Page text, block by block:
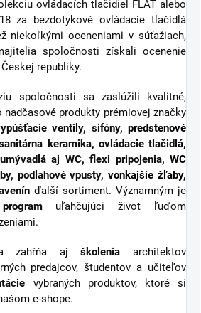
ovládacích tlačidiel FLAT alebo
za bezdotykové ovládacie tlačidlá
niekoľkými oceneniami v súťažiach,
spoločnosti získali ocenenie
republiky.
spoločnosti sa zaslúžili kvalitné,
produkty prémiovej značky
ventily, sifóny,predstenové
keramika, ovládacie tlačidlá,
aj WC, flexi pripojenia, WC
podlahové vpusty,vonkajšie žľaby,
ďalší sortiment. Významným je
programuľahčujúci život ľuďom
zahŕňa ajškolenia architektov
predajcov, študentov a učiteľov
vybraných produktov, ktoré si
e-shope.